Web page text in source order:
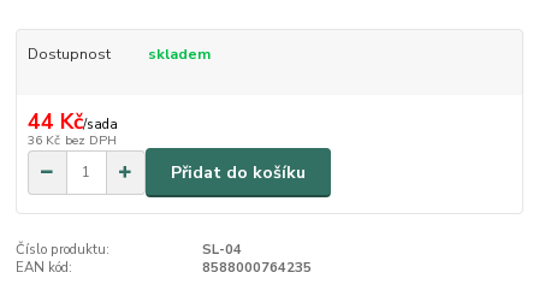
Dostupnost skladem
44 Kč/sada
36 Kč bez DPH
Přidat do košíku
Číslo produktu:
SL-04
EAN kód:
8588000764235